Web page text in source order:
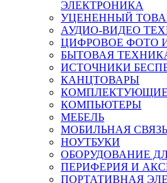
ЭЛЕКТРОНИКА
УЦЕНЕННЫЙ
АУДИО-ВИДЕО
ЦИФРОВОЕ ФОТО
БЫТОВАЯ
ИСТОЧНИКИ
КАНЦТОВАРЫ
КОМПЬЮТЕРЫ
МЕБЕЛЬ
МОБИЛЬНАЯ СВЯЗЬ
НОУТБУКИ
ОБОРУДОВАНИЕ
ПЕРИФЕРИЯ И
ПОРТАТИВНАЯ